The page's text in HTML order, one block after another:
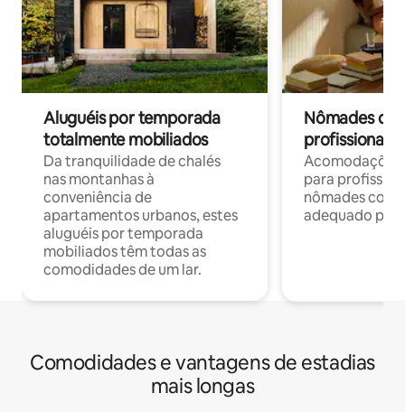
Aluguéis por temporada
totalmente mobiliados
Da tranquilidade de chalés
nas montanhas à
conveniência de
apartamentos urbanos, estes
aluguéis por temporada
mobiliados têm todas as
comodidades de um lar.
Nômades
profissionais
para
nômades com
adequado
Comodidades e vantagens de estadias
mais longas